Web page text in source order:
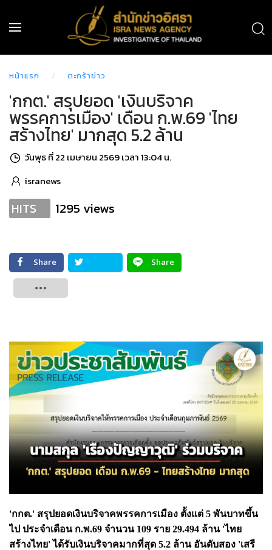
หน้าแรก ตะกร้าข่าว
'กกต.' สรุปยอด 'เงินบริจาค
พรรคการเมือง' เดือน ก.พ.69 'ไทย
สร้างไทย' มากสุด 5.2 ล้าน
วันพุธ ที่ 22 เมษายน 2569 เวลา 13:04 น.
isranews
HITS 1295 views
Share
Share
'กกต.' สรุปยอดเงินบริจาคพรรคการเมือง ตั้งแต่ 5 พันบาทขึ้น
ไป ประจำเดือน ก.พ.69 จำนวน 109 ราย 29.494 ล้าน 'ไทย
สร้างไทย' ได้รับเงินบริจาคมากที่สุด 5.2 ล้าน อันดับสอง 'เสรี